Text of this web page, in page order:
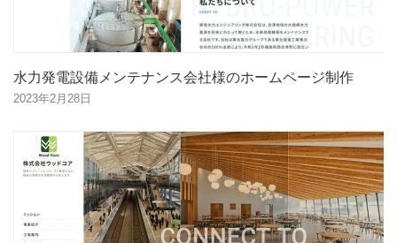
水力発電設備メンテナンス会社様のホームページ制作
2023年2月28日